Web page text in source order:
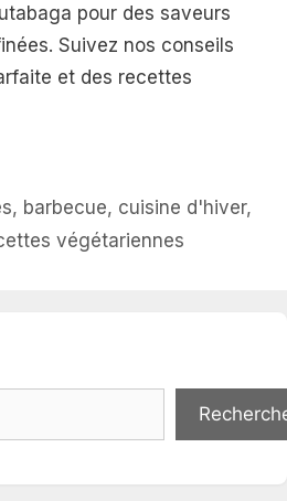
pour des saveurs
Suivez nos conseils
et des recettes
, barbecue, cuisine d'hiver,
végétariennes